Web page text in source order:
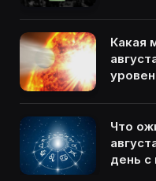
Какая
Что
день с